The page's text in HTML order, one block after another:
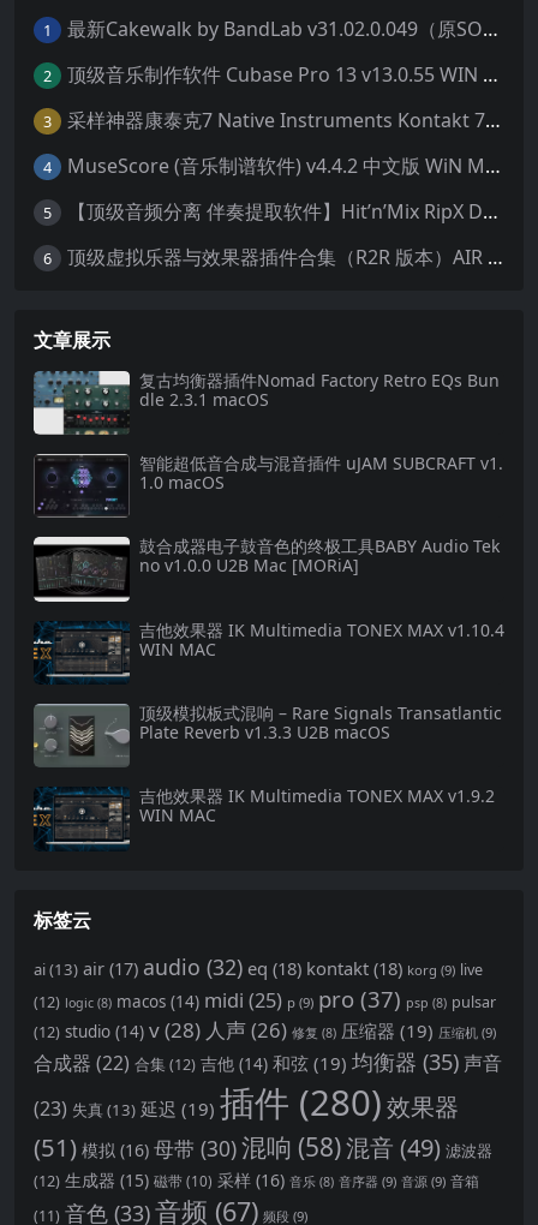
1 最新Cakewalk by BandLab v31.02.0.049（原SONAR白金版）中文版/安装方法（Win）
2 顶级音乐制作软件 Cubase Pro 13 v13.0.55 WIN MAC 破解版下载含全套80G音色库 附安装教程
3 采样神器康泰克7 Native Instruments Kontakt 7 v7.10.9 WiN MAC 便携版 MAC含批量入库工具 NICNT文件制作工具 非标准音色库入库
4 MuseScore (音乐制谱软件) v4.4.2 中文版 WiN MAC
5 【顶级音频分离 伴奏提取软件】Hit’n’Mix RipX DeepAudio v7.5.1 WIN MAC
6 顶级虚拟乐器与效果器插件合集（R2R 版本）AIR Music Technology
文章展示
复古均衡器插件Nomad Factory Retro EQs Bun
dle 2.3.1 macOS
智能超低音合成与混音插件 uJAM SUBCRAFT v1.
1.0 macOS
鼓合成器电子鼓音色的终极工具BABY Audio Tek
no v1.0.0 U2B Mac [MORiA]
吉他效果器 IK Multimedia TONEX MAX v1.10.4
WIN MAC
顶级模拟板式混响 – Rare Signals Transatlantic
Plate Reverb v1.3.3 U2B macOS
吉他效果器 IK Multimedia TONEX MAX v1.9.2
WIN MAC
标签云
ai(13) air (17) audio (32) eq (18) kontakt (18) korg (9) live
(12) logic (8) macos (14) midi (25) p (9) pro (37) psp (8) pulsar
(12) studio (14) v(28) 人声(26) 修复 (8) 压缩器 (19) 压缩机 (9)
合成器 (22) 合集 (12) 吉他 (14) 和弦 (19) 均衡器 (35) 声音
(23) 失真(13) 延迟 (19) 插件 (280)效果器
(51) 模拟 (16) 母带 (30)混响 (58)混音 (49) 滤波器
(12) 生成器 (15) 磁带(10) 采样 (16) 音乐 (8) 音序器 (9) 音源 (9) 音箱
(11) 音色 (33)音频 (67) 频段 (9)